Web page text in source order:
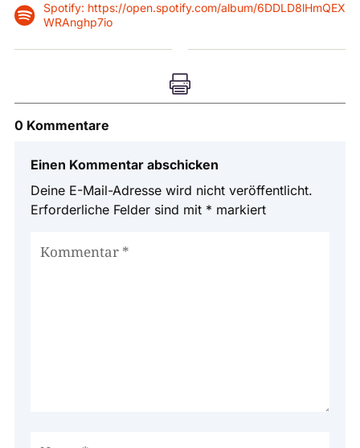

Spotify: https://open.spotify.com/album/6DDLD8lHmQEX
WRAnghp7io

0 Kommentare
Einen Kommentar abschicken
Deine E-Mail-Adresse wird nicht veröffentlicht.
Erforderliche Felder sind mit * markiert